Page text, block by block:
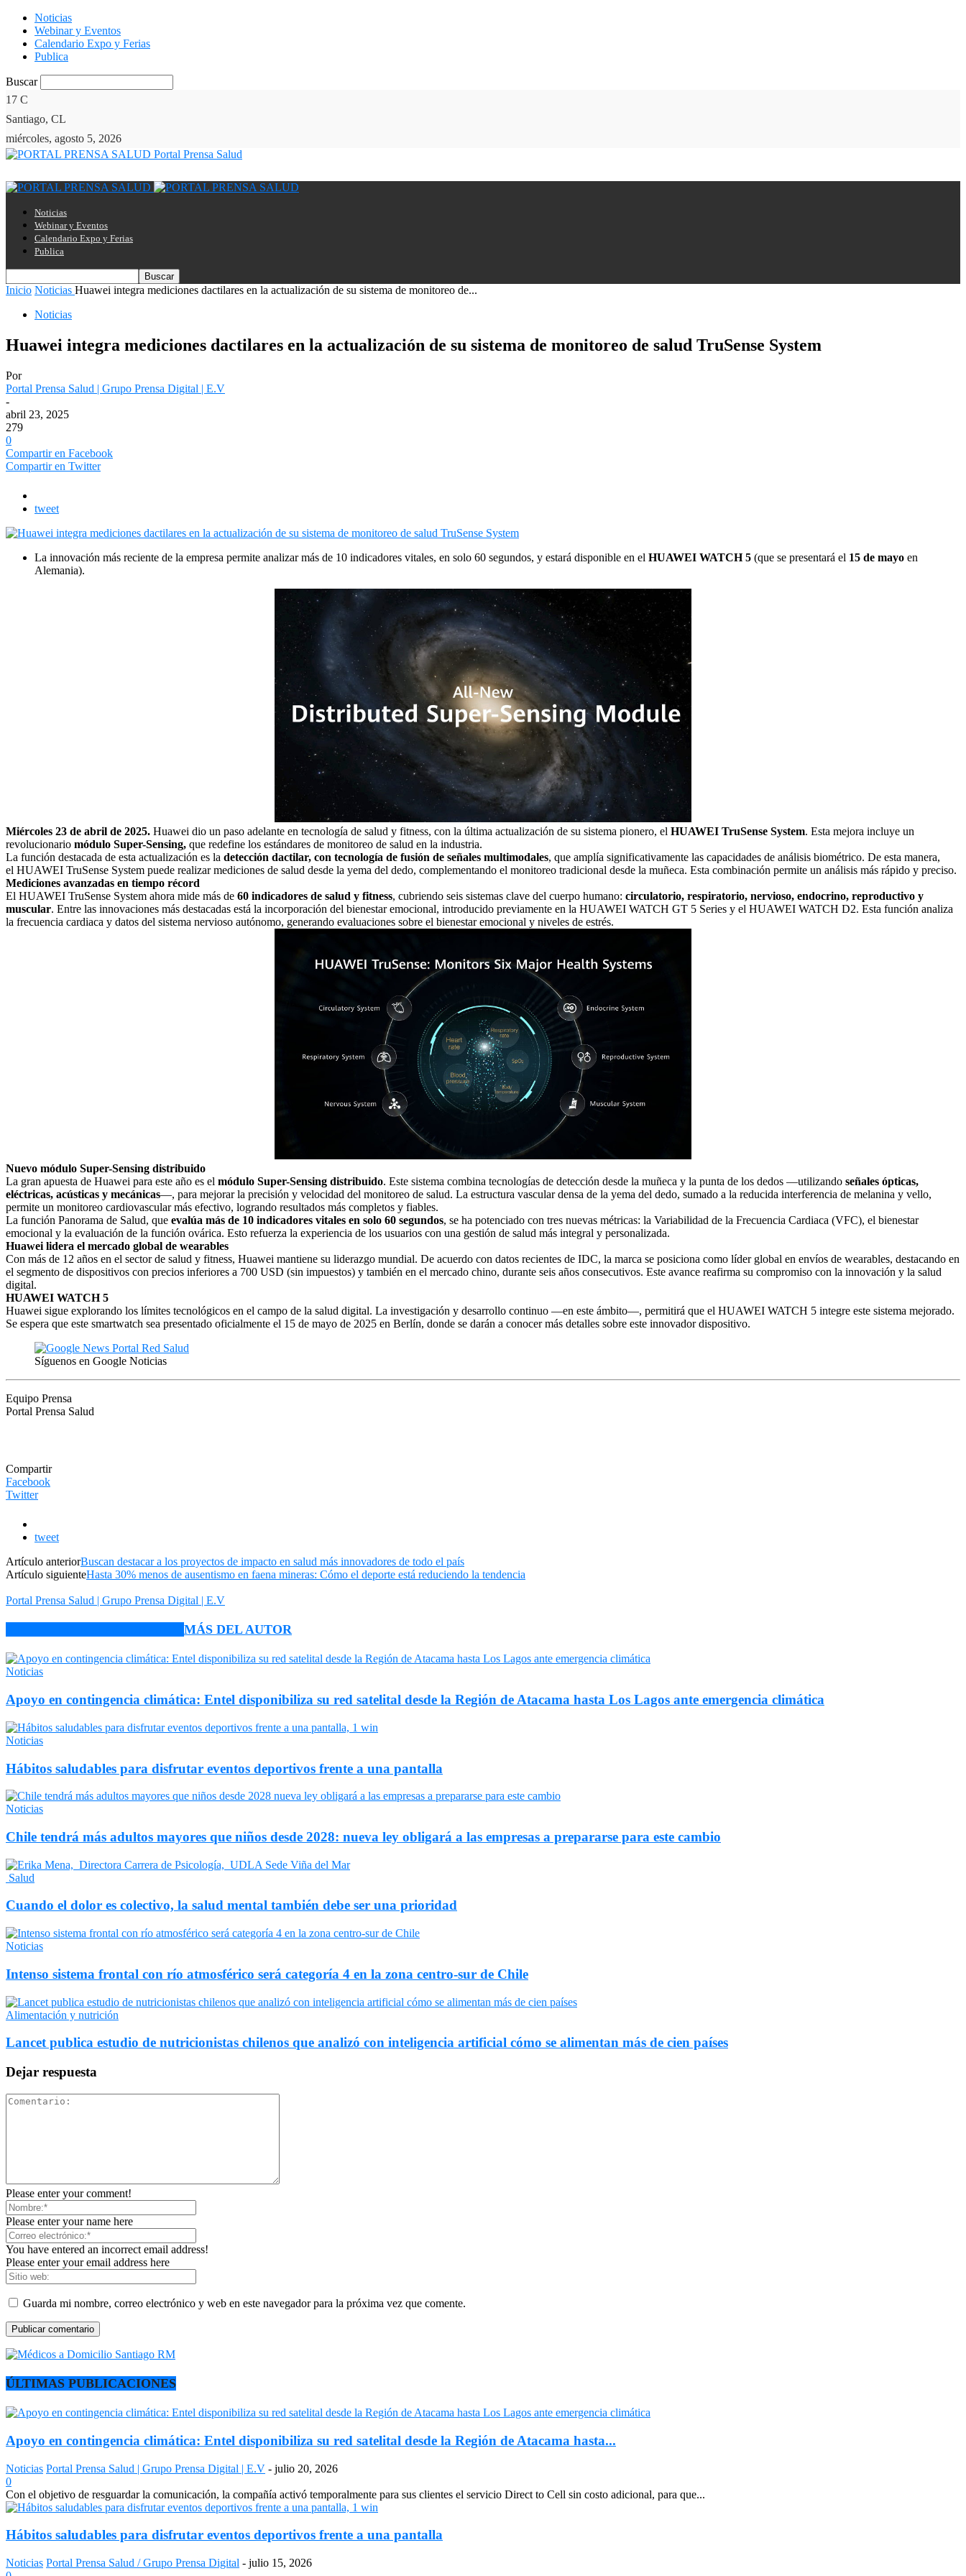
Noticias
Webinar y Eventos
Calendario Expo y Ferias
Publica
Buscar
17 C
Santiago, CL
miércoles, agosto 5, 2026
Portal Prensa Salud
Noticias
Webinar y Eventos
Calendario Expo y Ferias
Publica
Inicio Noticias Huawei integra mediciones dactilares en la actualización de su sistema de monitoreo de...
Noticias
Huawei integra mediciones dactilares en la actualización de su sistema de monitoreo de salud TruSense System
Por
Portal Prensa Salud | Grupo Prensa Digital | E.V
-
abril 23, 2025
279
0
Compartir en Facebook
Compartir en Twitter
tweet
La innovación más reciente de la empresa permite analizar más de 10 indicadores vitales, en solo 60 segundos, y estará disponible en el HUAWEI WATCH 5 (que se presentará el 15 de mayo en
Alemania).
Miércoles 23 de abril de 2025. Huawei dio un paso adelante en tecnología de salud y fitness, con la última actualización de su sistema pionero, el HUAWEI TruSense System. Esta mejora incluye un
revolucionario módulo Super-Sensing, que redefine los estándares de monitoreo de salud en la industria.
La función destacada de esta actualización es la detección dactilar, con tecnología de fusión de señales multimodales, que amplía significativamente las capacidades de análisis biométrico. De esta manera,
el HUAWEI TruSense System puede realizar mediciones de salud desde la yema del dedo, complementando el monitoreo tradicional desde la muñeca. Esta combinación permite un análisis más rápido y preciso.
Mediciones avanzadas en tiempo récord
El HUAWEI TruSense System ahora mide más de 60 indicadores de salud y fitness, cubriendo seis sistemas clave del cuerpo humano: circulatorio, respiratorio, nervioso, endocrino, reproductivo y
muscular. Entre las innovaciones más destacadas está la incorporación del bienestar emocional, introducido previamente en la HUAWEI WATCH GT 5 Series y el HUAWEI WATCH D2. Esta función analiza
la frecuencia cardiaca y datos del sistema nervioso autónomo, generando evaluaciones sobre el bienestar emocional y niveles de estrés.
Nuevo módulo Super-Sensing distribuido
La gran apuesta de Huawei para este año es el módulo Super-Sensing distribuido. Este sistema combina tecnologías de detección desde la muñeca y la punta de los dedos —utilizando señales ópticas,
eléctricas, acústicas y mecánicas—, para mejorar la precisión y velocidad del monitoreo de salud. La estructura vascular densa de la yema del dedo, sumado a la reducida interferencia de melanina y vello,
permite un monitoreo cardiovascular más efectivo, logrando resultados más completos y fiables.
La función Panorama de Salud, que evalúa más de 10 indicadores vitales en solo 60 segundos, se ha potenciado con tres nuevas métricas: la Variabilidad de la Frecuencia Cardiaca (VFC), el bienestar
emocional y la evaluación de la función ovárica. Esto refuerza la experiencia de los usuarios con una gestión de salud más integral y personalizada.
Huawei lidera el mercado global de wearables
Con más de 12 años en el sector de salud y fitness, Huawei mantiene su liderazgo mundial. De acuerdo con datos recientes de IDC, la marca se posiciona como líder global en envíos de wearables, destacando en
el segmento de dispositivos con precios inferiores a 700 USD (sin impuestos) y también en el mercado chino, durante seis años consecutivos. Este avance reafirma su compromiso con la innovación y la salud
digital.
HUAWEI WATCH 5
Huawei sigue explorando los límites tecnológicos en el campo de la salud digital. La investigación y desarrollo continuo —en este ámbito—, permitirá que el HUAWEI WATCH 5 integre este sistema mejorado.
Se espera que este smartwatch sea presentado oficialmente el 15 de mayo de 2025 en Berlín, donde se darán a conocer más detalles sobre este innovador dispositivo.
Síguenos en Google Noticias
Equipo Prensa
Portal Prensa Salud
Compartir
Facebook
Twitter
tweet
Artículo anteriorBuscan destacar a los proyectos de impacto en salud más innovadores de todo el país
Artículo siguienteHasta 30% menos de ausentismo en faena mineras: Cómo el deporte está reduciendo la tendencia
Portal Prensa Salud | Grupo Prensa Digital | E.V
MÁS DEL AUTOR
Noticias
Apoyo en contingencia climática: Entel disponibiliza su red satelital desde la Región de Atacama hasta Los Lagos ante emergencia climática
Noticias
Hábitos saludables para disfrutar eventos deportivos frente a una pantalla
Noticias
Chile tendrá más adultos mayores que niños desde 2028: nueva ley obligará a las empresas a prepararse para este cambio
Salud
Cuando el dolor es colectivo, la salud mental también debe ser una prioridad
Noticias
Intenso sistema frontal con río atmosférico será categoría 4 en la zona centro-sur de Chile
Alimentación y nutrición
Lancet publica estudio de nutricionistas chilenos que analizó con inteligencia artificial cómo se alimentan más de cien países
Dejar respuesta
Please enter your comment!
Please enter your name here
You have entered an incorrect email address!
Please enter your email address here
Guarda mi nombre, correo electrónico y web en este navegador para la próxima vez que comente.
ÚLTIMAS PUBLICACIONES
Apoyo en contingencia climática: Entel disponibiliza su red satelital desde la Región de Atacama hasta...
Noticias Portal Prensa Salud | Grupo Prensa Digital | E.V - julio 20, 2026
0
Con el objetivo de resguardar la comunicación, la compañía activó temporalmente para sus clientes el servicio Direct to Cell sin costo adicional, para que...
Hábitos saludables para disfrutar eventos deportivos frente a una pantalla
Noticias Portal Prensa Salud / Grupo Prensa Digital - julio 15, 2026